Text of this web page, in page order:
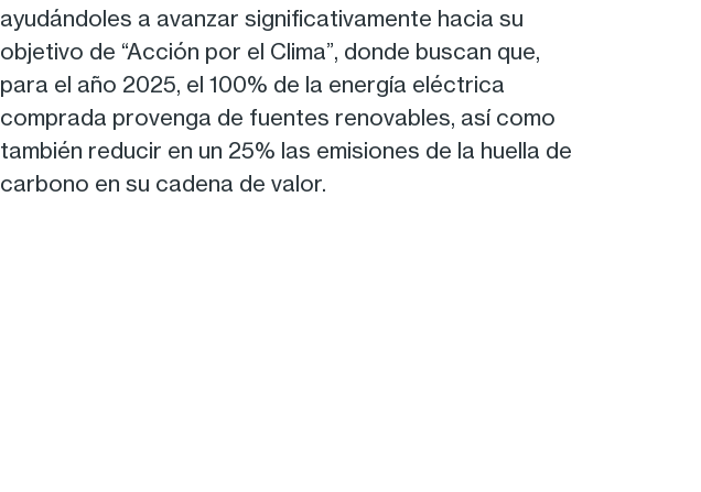
ayudándoles a avanzar significativamente hacia su
objetivo de “Acción por el Clima”, donde buscan que,
para el año 2025, el 100% de la energía eléctrica
comprada provenga de fuentes renovables, así como
también reducir en un 25% las emisiones de la huella de
carbono en su cadena de valor.